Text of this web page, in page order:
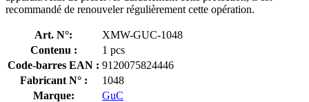
recommandé de renouveler régulièrement cette opération.
Art. N°:
XMW-GUC-1048
Contenu :
1 pcs
Code-barres EAN : 9120075824446
Fabricant N° :
1048
Marque:
GuC